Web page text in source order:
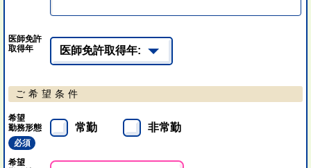
医師免許
取得年
ご希望条件
希望
勤務形態
必須
常勤 非常勤
希望